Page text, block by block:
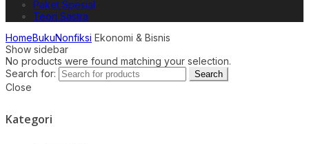
Paket Spesial
Teori Sastra
HomeBukuNonfiksi Ekonomi & Bisnis
Show sidebar
No products were found matching your selection.
Search for:
Search
Close
Kategori